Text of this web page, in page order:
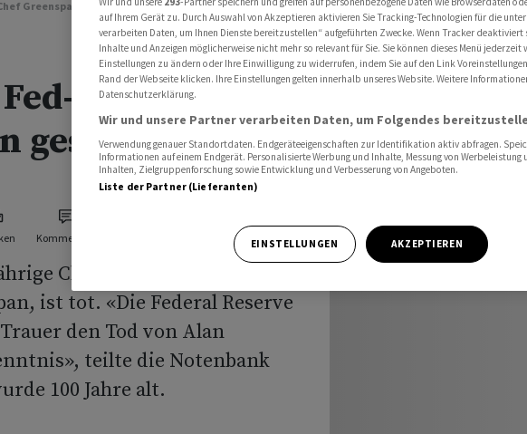
Greenspan gestorben
Chef
gestorben
Kommentare
Chef der US-Notenbank
ist tot. «Die Federal Reserve
den Tod von Alan
teilte die Notenbank
100 Jahre alt.
auf Ihrem Gerät zu. Durch Auswahl von Akzeptieren aktivieren Sie Tracking-Technologien für die
verarbeiten Daten, um Ihnen Dienste bereitzustellen“ aufgeführten Zwecke. Wenn Tracker
Inhalte und Anzeigen möglicherweise nicht mehr so relevant für Sie. Sie können dieses Menü jederzeit
Einstellungen zu ändern oder Ihre Einwilligung zu widerrufen, indem Sie auf den Link
Rand der Webseite klicken. Ihre Einstellungen gelten innerhalb unseres Website. Weitere
Datenschutzerklärung.
Wir und unsere Partner verarbeiten Daten, um Folgendes
Verwendung genauer Standortdaten. Endgeräteeigenschaften zur Identifikation aktiv abfragen.
Informationen auf einem Endgerät. Personalisierte Werbung und Inhalte, Messung von Werbeleistung
Inhalten, Zielgruppenforschung sowie Entwicklung und Verbesserung von Angeboten.
Liste der Partner (Lieferanten)
EINSTELLUNGEN AKZEPTIEREN